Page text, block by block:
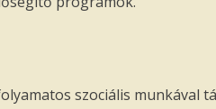
szociális munkával